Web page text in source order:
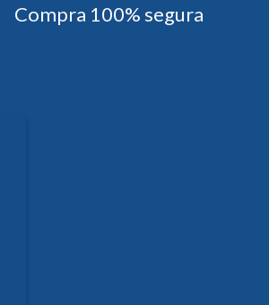
Compra 100% segura